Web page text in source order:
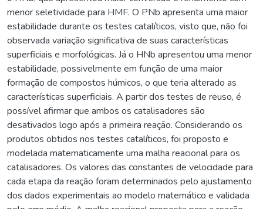
menor seletividade para HMF. O PNb apresenta uma maior
estabilidade durante os testes catalíticos, visto que, não foi
observada variação significativa de suas características
superficiais e morfológicas. Já o HNb apresentou uma menor
estabilidade, possivelmente em função de uma maior
formação de compostos húmicos, o que teria alterado as
características superficiais. A partir dos testes de reuso, é
possível afirmar que ambos os catalisadores são
desativados logo após a primeira reação. Considerando os
produtos obtidos nos testes catalíticos, foi proposto e
modelada matematicamente uma malha reacional para os
catalisadores. Os valores das constantes de velocidade para
cada etapa da reação foram determinados pelo ajustamento
dos dados experimentais ao modelo matemático e validada